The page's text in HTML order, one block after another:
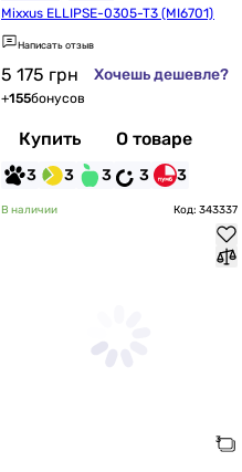
Mixxus ELLIPSE-0305-T3 (MI6701)
Написать отзыв
5 175 грн Хочешь дешевле?
+155бонусов
Купить О товаре
3 3 3 3 3
В наличии Код: 343337